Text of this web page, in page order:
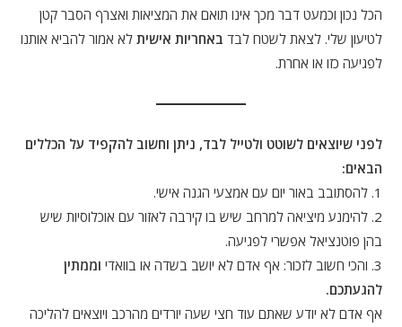
הכל נכון וכמעט דבר מכך אינו תואם את המציאות ואצרף הסבר קטן
לטיעון שלי. לצאת לשטח לבד באחריות אישית לא אמור להביא אותנו
לפגיעה כזו או אחרת.
לפני שיוצאים לשוטט ולטייל לבד, ניתן וחשוב להקפיד על הכללים
הבאים:
1. להסתובב באור יום עם אמצעי הגנה אישי.
2. להימנע מיציאה למרחב שיש בו קירבה לאזור עם אוכלוסיות שיש
בהן פוטנציאל אפשרי לפגיעה.
3. והכי חשוב לזכור: אף אדם לא יושב בשדה או בוואדי
וממתין
להגעתכם.
אף אדם לא יודע שאתם עוד חצי שעה יורדים מהרכב ויוצאים להליכה